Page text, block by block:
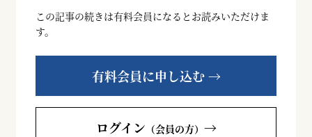
この記事の続きは有料会員になるとお読みいただけま
す。
有料会員に申し込む →
ログイン （会員の方） →